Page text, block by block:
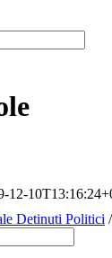
12-
Detinuti Politici /